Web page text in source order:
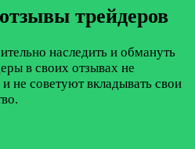
трейдеров
наследить и обмануть
в своих отзывах не
не советуют вкладывать свои